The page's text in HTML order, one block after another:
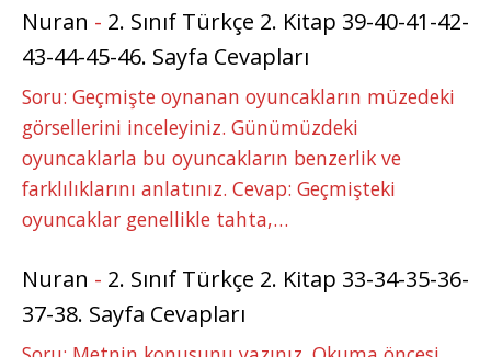
Nuran - 2. Sınıf Türkçe 2. Kitap 39-40-41-42-
43-44-45-46. Sayfa Cevapları
Soru: Geçmişte oynanan oyuncakların müzedeki
görsellerini inceleyiniz. Günümüzdeki
oyuncaklarla bu oyuncakların benzerlik ve
farklılıklarını anlatınız. Cevap: Geçmişteki
oyuncaklar genellikle tahta,…
Nuran - 2. Sınıf Türkçe 2. Kitap 33-34-35-36-
37-38. Sayfa Cevapları